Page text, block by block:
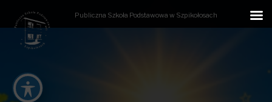
Publiczna Szkoła Podstawowa w Szpikołosach